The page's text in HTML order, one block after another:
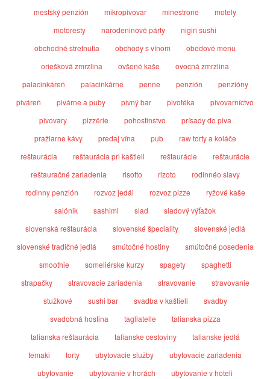
mestský penzión
mikropivovar minestrone
motely
motoresty
narodeninové párty
nigiri sushi
obchodné stretnutia
obchody s vínom
obedové menu
oriešková zmrzlina
ovšené kaše
ovocná zmrzlina
palacinkáreň
palacinkárne penne penzión
penzióny
piváreň
pivárne a puby pivný bar pivotéka
pivovarníctvo
pivovary
pizzérie pohostinstvo
prísady do piva
pražiarne kávy
predaj vína pub
raw torty a koláče
reštaurácia
reštaurácia pri kaštieli reštaurácie
reštaurácie
reštauračné zariadenia
risotto rizoto
rodinnéo slavy
rodinny penzión
rozvoz jedál rozvoz pizze
ryžové kaše
salónik
sashimi slad
sladový výťažok
slovenská reštaurácia
slovenské špeciality
slovenské jedlá
slovenské tradičné jedlá
smútočné hostiny
smútočné posedenia
smoothie
someliérske kurzy spagety
spaghetti
strapačky
stravovacie zariadenia stravovanie
stravovanie
stužkové
sushi bar svadba v kaštieli
svadby
svadobná hostina
tagliatelle
talianska pizza
talianska reštaurácia
talianske cestoviny
talianske jedlá
temaki
torty ubytovacie služby
ubytovacie zariadenia
ubytovanie
ubytovanie v horách
ubytovanie v hoteli